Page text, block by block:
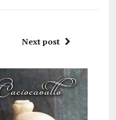
Next post